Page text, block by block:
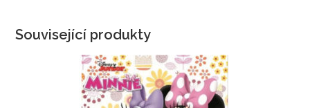
Související produkty